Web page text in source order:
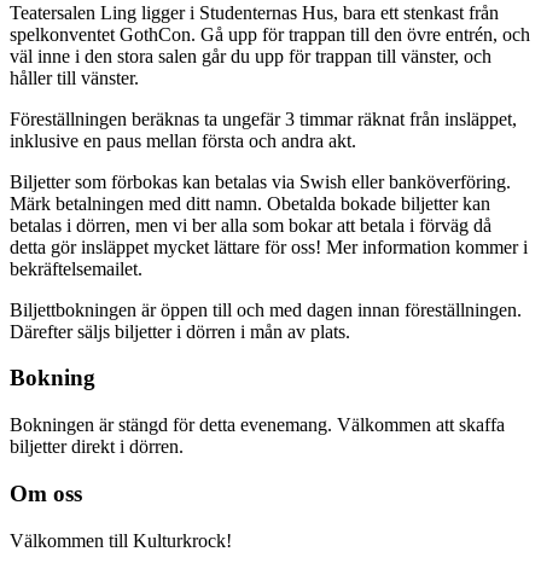
Teatersalen Ling ligger i Studenternas Hus, bara ett stenkast från
spelkonventet GothCon. Gå upp för trappan till den övre entrén, och
väl inne i den stora salen går du upp för trappan till vänster, och
håller till vänster.
Föreställningen beräknas ta ungefär 3 timmar räknat från insläppet,
inklusive en paus mellan första och andra akt.
Biljetter som förbokas kan betalas via Swish eller banköverföring.
Märk betalningen med ditt namn. Obetalda bokade biljetter kan
betalas i dörren, men vi ber alla som bokar att betala i förväg då
detta gör insläppet mycket lättare för oss! Mer information kommer i
bekräftelsemailet.
Biljettbokningen är öppen till och med dagen innan föreställningen.
Därefter säljs biljetter i dörren i mån av plats.
Bokning
Bokningen är stängd för detta evenemang. Välkommen att skaffa
biljetter direkt i dörren.
Inläggsnavigering
Om oss
Välkommen till Kulturkrock!